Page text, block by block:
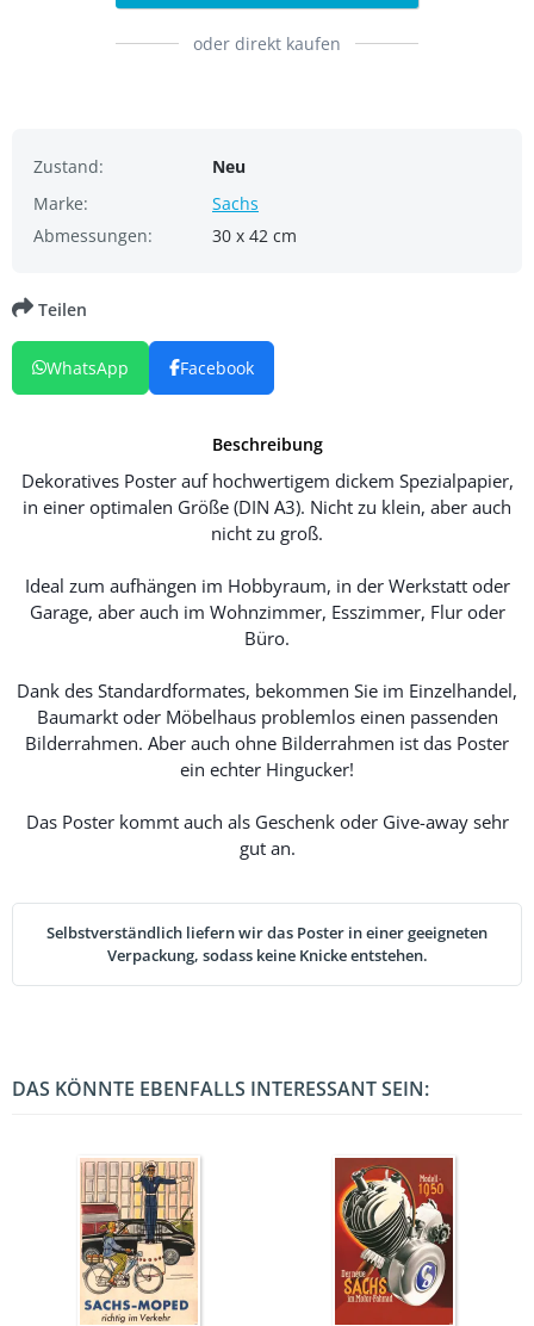
oder direkt kaufen
Zustand:
Neu
Marke:
Sachs
Abmessungen:
30 x 42 cm
Beschreibung
Dekoratives Poster auf hochwertigem dickem Spezialpapier,
in einer optimalen Größe (DIN A3). Nicht zu klein, aber auch
nicht zu groß.
Ideal zum aufhängen im Hobbyraum, in der Werkstatt oder
Garage, aber auch im Wohnzimmer, Esszimmer, Flur oder
Büro.
Dank des Standardformates, bekommen Sie im Einzelhandel,
Baumarkt oder Möbelhaus problemlos einen passenden
Bilderrahmen. Aber auch ohne Bilderrahmen ist das Poster
ein echter Hingucker!
Das Poster kommt auch als Geschenk oder Give-away sehr
gut an.
Selbstverständlich liefern wir das Poster in einer geeigneten
Verpackung, sodass keine Knicke entstehen.
Teilen
WhatsApp Facebook
DAS KÖNNTE EBENFALLS INTERESSANT SEIN: